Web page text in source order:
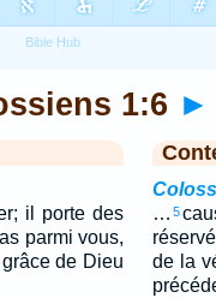
1:6 ►
il porte des
parmi vous,
de Dieu
… 5
de la